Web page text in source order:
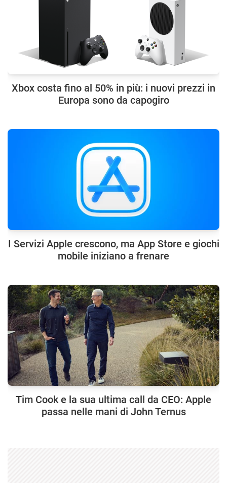
Xbox costa fino al 50% in più: i nuovi prezzi in
Europa sono da capogiro
I Servizi Apple crescono, ma App Store e giochi
mobile iniziano a frenare
Tim Cook e la sua ultima call da CEO: Apple
passa nelle mani di John Ternus